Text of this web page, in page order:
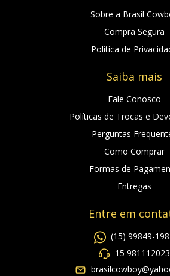
Sobre a Brasil
Compra Segura
Politica de
Saiba mais
Fale Conosco
Políticas de Trocas e
Perguntas
Como Comprar
Formas de
Entregas
Entre em
(15) 99849-
15 981112023